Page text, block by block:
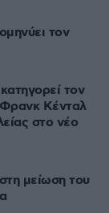
τον
τον
Κένταλ
στο νέο
μείωση του